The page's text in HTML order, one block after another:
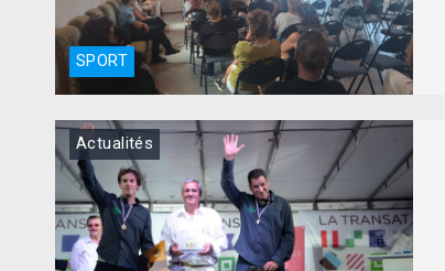
SPORT
Actualités